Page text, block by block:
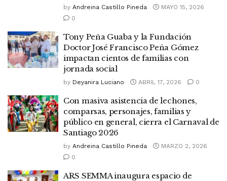
by Andreina Castillo Pineda
MAYO 15, 2026
0
Tony Peña Guaba y la Fundación
Doctor José Francisco Peña Gómez
impactan cientos de familias con
jornada social
by Deyanira Luciano ABRIL 17, 2026 0
Con masiva asistencia de lechones,
comparsas, personajes, familias y
público en general, cierra el Carnaval de
Santiago 2026
by Andreina Castillo Pineda
MARZO 2, 2026
0
ARS SEMMA inaugura espacio de